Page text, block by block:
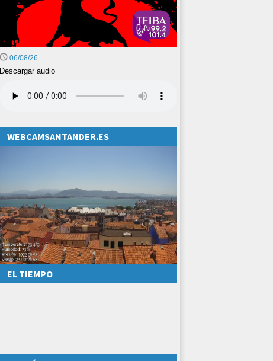
06/08/26
Descargar audio
WEBCAMSANTANDER.ES
EL TIEMPO